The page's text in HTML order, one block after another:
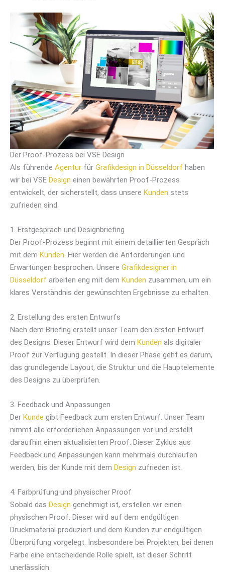
Der Proof-Prozess bei VSE Design
Als führende Agentur für Grafikdesign in Düsseldorf haben
wir bei VSE Design einen bewährten Proof-Prozess
entwickelt, der sicherstellt, dass unsere Kunden stets
zufrieden sind.
1. Erstgespräch und Designbriefing
Der Proof-Prozess beginnt mit einem detaillierten Gespräch
mit dem Kunden. Hier werden die Anforderungen und
Erwartungen besprochen. Unsere Grafikdesigner in
Düsseldorf arbeiten eng mit dem Kunden zusammen, um ein
klares Verständnis der gewünschten Ergebnisse zu erhalten.
2. Erstellung des ersten Entwurfs
Nach dem Briefing erstellt unser Team den ersten Entwurf
des Designs. Dieser Entwurf wird dem Kunden als digitaler
Proof zur Verfügung gestellt. In dieser Phase geht es darum,
das grundlegende Layout, die Struktur und die Hauptelemente
des Designs zu überprüfen.
3. Feedback und Anpassungen
Der Kunde gibt Feedback zum ersten Entwurf. Unser Team
nimmt alle erforderlichen Anpassungen vor und erstellt
daraufhin einen aktualisierten Proof. Dieser Zyklus aus
Feedback und Anpassungen kann mehrmals durchlaufen
werden, bis der Kunde mit dem Design zufrieden ist.
4. Farbprüfung und physischer Proof
Sobald das Design genehmigt ist, erstellen wir einen
physischen Proof. Dieser wird auf dem endgültigen
Druckmaterial produziert und dem Kunden zur endgültigen
Überprüfung vorgelegt. Insbesondere bei Projekten, bei denen
Farbe eine entscheidende Rolle spielt, ist dieser Schritt
unerlässlich.